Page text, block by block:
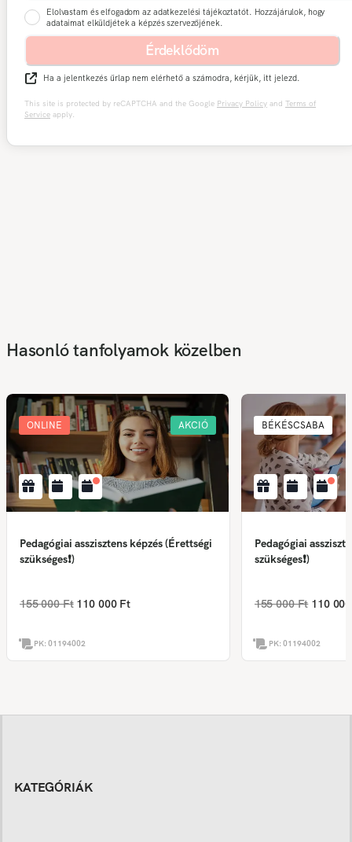
Elolvastam és elfogadom az adatkezelési tájékoztatót. Hozzájárulok, hogy
adataimat elküldjétek a képzés szervezőjének.
Érdeklődöm
Ha a jelentkezés űrlap nem elérhető a számodra, kérjük, itt jelezd.
This site is protected by reCAPTCHA and the Google Privacy Policy and Terms of
Service apply.
Hasonló tanfolyamok közelben
ONLINE AKCIÓ
Pedagógiai asszisztens képzés (Érettségi
szükséges❗)
155 000 Ft 110 000 Ft
PK:01194002
BÉKÉSCSABA
Pedagógiai
szükséges❗)
155 000 Ft 110
PK:01194002
KATEGÓRIÁK